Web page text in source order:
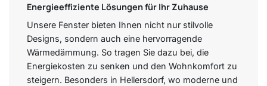
Energieeffiziente Lösungen für Ihr Zuhause
Unsere Fenster bieten Ihnen nicht nur stilvolle
Designs, sondern auch eine hervorragende
Wärmedämmung. So tragen Sie dazu bei, die
Energiekosten zu senken und den Wohnkomfort zu
steigern. Besonders in Hellersdorf, wo moderne und